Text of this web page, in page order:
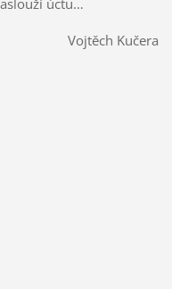
Vojtěch Kučera